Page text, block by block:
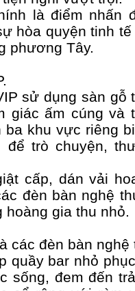
là điểm nhấn
hòa quyện tinh
phương Tây.
sử dụng sàn gỗ
giác ấm cúng và
khu vực riêng
để trò chuyện,
cấp, dán vải
đèn bàn nghệ
hoàng gia thu nhỏ.
các đèn bàn nghệ
quầy bar nhỏ
sống, đem đến